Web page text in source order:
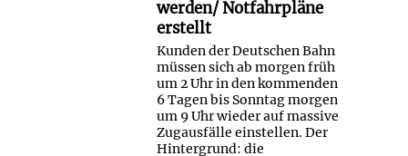
werden/ Notfahrpläne
erstellt
Kunden der Deutschen Bahn
müssen sich ab morgen früh
um 2 Uhr in den kommenden
6 Tagen bis Sonntag morgen
um 9 Uhr wieder auf massive
Zugausfälle einstellen. Der
Hintergrund: die